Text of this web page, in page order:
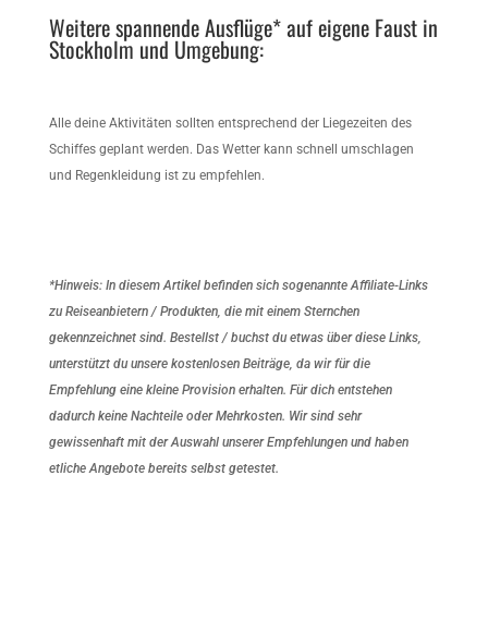
Weitere spannende Ausflüge* auf eigene Faust in
Stockholm und Umgebung:
Alle deine Aktivitäten sollten entsprechend der Liegezeiten des
Schiffes geplant werden. Das Wetter kann schnell umschlagen
und Regenkleidung ist zu empfehlen.
*Hinweis: In diesem Artikel befinden sich sogenannte Affiliate-Links
zu Reiseanbietern / Produkten, die mit einem Sternchen
gekennzeichnet sind. Bestellst / buchst du etwas über diese Links,
unterstützt du unsere kostenlosen Beiträge, da wir für die
Empfehlung eine kleine Provision erhalten. Für dich entstehen
dadurch keine Nachteile oder Mehrkosten. Wir sind sehr
gewissenhaft mit der Auswahl unserer Empfehlungen und haben
etliche Angebote bereits selbst getestet.